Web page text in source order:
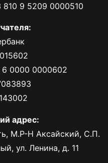
810 9 5209 0000510
6 0000 0000602
адрес:
М.Р-Н Аксайский, С.П.
ул. Ленина, д. 11